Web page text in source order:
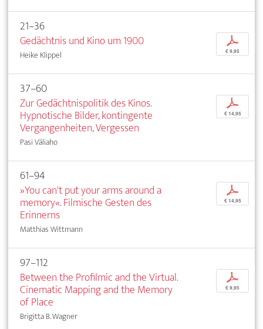
21–36
Gedächtnis und Kino um 1900
Heike Klippel
p
€ 9,95
37–60
Zur Gedächtnispolitik des Kinos.
Hypnotische Bilder, kontingente
Vergangenheiten, Vergessen
Pasi Väliaho
p
€ 14,95
61–94
»You can't put your arms around a
memory«. Filmische Gesten des
Erinnerns
Matthias Wittmann
p
€ 14,95
97–112
Between the Profilmic and the Virtual.
Cinematic Mapping and the Memory
of Place
Brigitta B. Wagner
p
€ 9,95